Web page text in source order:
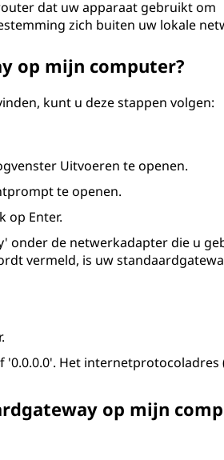
dat uw apparaat gebruikt om
zich buiten uw lokale
op mijn computer?
kunt u deze stappen volgen:
Uitvoeren te openen.
te openen.
op Enter.
onder de netwerkadapter die u
vermeld, is uw
Het internetprotocoladres
op mijn